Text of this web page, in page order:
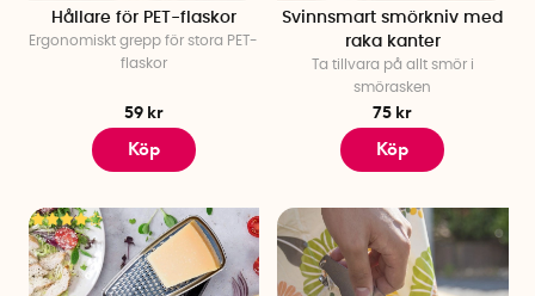
Hållare för PET-flaskor
Ergonomiskt grepp för stora PET-
flaskor
59 kr
Köp
Svinnsmart smörkniv med
raka kanter
Ta tillvara på allt smör i
smörasken
75 kr
Köp